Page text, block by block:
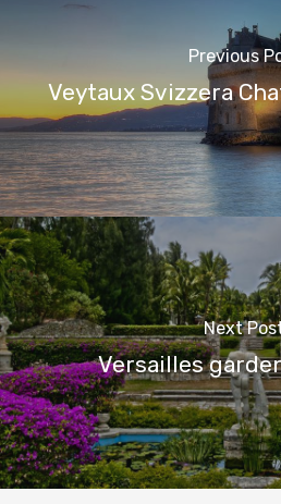
Previous
Veytaux Svizzera
Next
Versailles